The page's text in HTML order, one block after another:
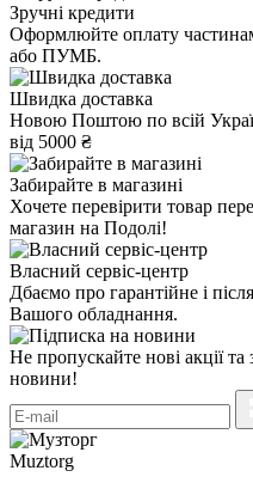
Зручні кредити
Оформлюйте оплату
або ПУМБ.
Швидка доставка
Новою Поштою по всій
від 5000 ₴
Забирайте в магазині
Хочете перевірити товар
магазин на Подолі!
Власний сервіс-центр
Дбаємо про гарантійне і
Вашого обладнання.
Не пропускайте нові акції
новини!
Muztorg